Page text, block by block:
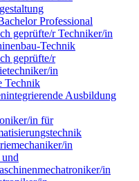
Professional
geprüfte/r Techniker/in
Technik
geprüfte/r
in
Technik
Ausbildung
in für
in
in